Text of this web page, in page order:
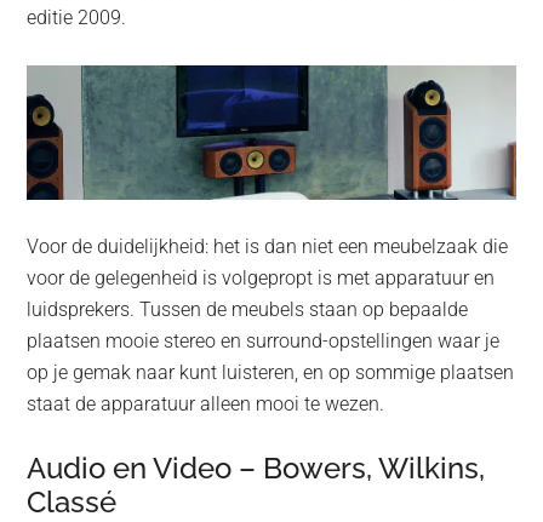
editie 2009.
Voor de duidelijkheid: het is dan niet een meubelzaak die
voor de gelegenheid is volgepropt is met apparatuur en
luidsprekers.Tussen de meubels staan op bepaalde
plaatsen mooie stereo en surround-opstellingen waar je
op je gemak naar kunt luisteren, en op sommige plaatsen
staat de apparatuur alleen mooi te wezen.
Audio en Video – Bowers, Wilkins,
Classé